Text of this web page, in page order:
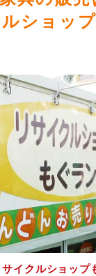
ショッ
イクルショップ